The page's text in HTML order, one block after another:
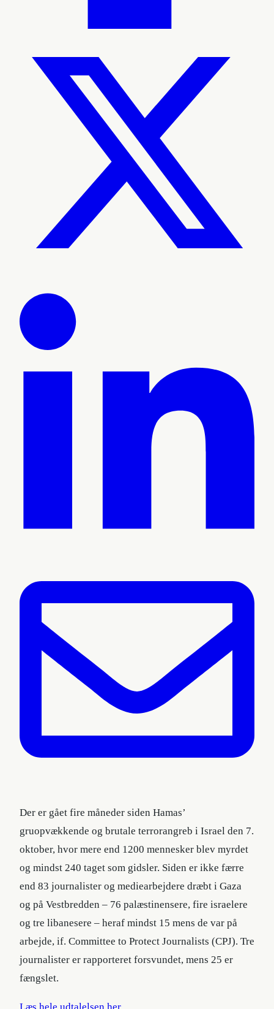
Der er gået fire måneder siden Hamas’
gruopvækkende og brutale terrorangreb i Israel den 7.
oktober, hvor mere end 1200 mennesker blev myrdet
og mindst 240 taget som gidsler. Siden er ikke færre
end 83 journalister og mediearbejdere dræbt i Gaza
og på Vestbredden – 76 palæstinensere, fire israelere
og tre libanesere – heraf mindst 15 mens de var på
arbejde, if. Committee to Protect Journalists (CPJ). Tre
journalister er rapporteret forsvundet, mens 25 er
fængslet.